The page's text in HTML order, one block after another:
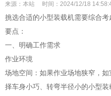
来源：本站 时间：2024/12/18
挑选合适的小型装载机需要综合
要点：
一、明确工作需求
作业环境
场地空间：如果作业场地狭窄，
择车身小巧、转弯半径小的小型